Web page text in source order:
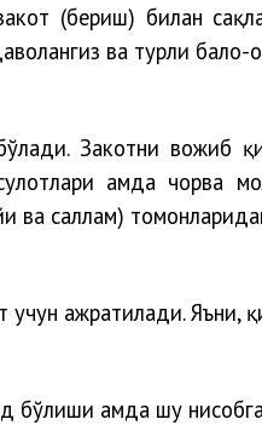
(бериш) билан
ва турли бало-
Закотни вожиб
ҳамда чорва
ва саллам)
учун ажратилади. Яъни,
ҳамда шу